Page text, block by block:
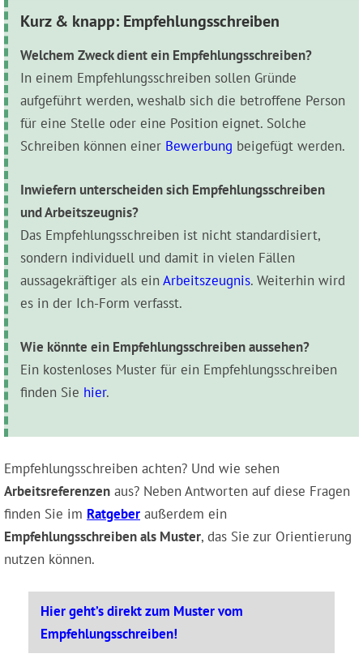
Kurz & knapp: Empfehlungsschreiben
Welchem Zweck dient ein Empfehlungsschreiben?
In einem Empfehlungsschreiben sollen Gründe
aufgeführt werden, weshalb sich die betroffene Person
für eine Stelle oder eine Position eignet. Solche
Schreiben können einer Bewerbung beigefügt werden.
Inwiefern unterscheiden sich Empfehlungsschreiben
und Arbeitszeugnis?
Das Empfehlungsschreiben ist nicht standardisiert,
sondern individuell und damit in vielen Fällen
aussagekräftiger als ein Arbeitszeugnis. Weiterhin wird
es in der Ich-Form verfasst.
Wie könnte ein Empfehlungsschreiben aussehen?
Ein kostenloses Muster für ein Empfehlungsschreiben
finden Sie hier.
Empfehlungsschreiben achten? Und wie sehen
Arbeitsreferenzen aus? Neben Antworten auf diese Fragen
finden Sie im Ratgeber außerdem ein
Empfehlungsschreiben als Muster, das Sie zur Orientierung
nutzen können.
Hier geht’s direkt zum Muster vom
Empfehlungsschreiben!